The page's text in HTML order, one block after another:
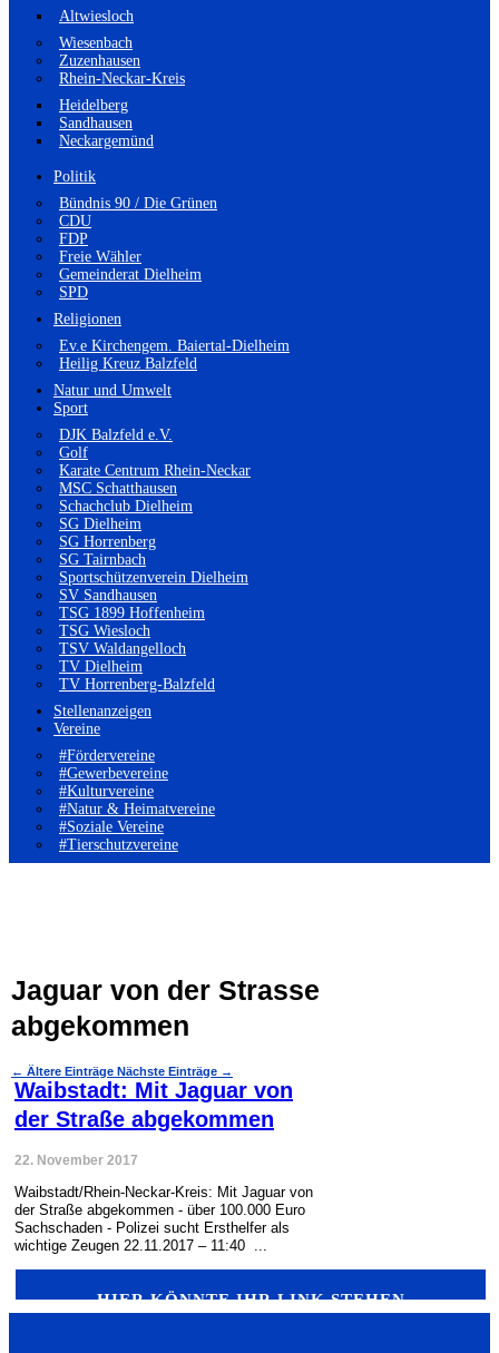
Altwiesloch
Wiesenbach
Zuzenhausen
Rhein-Neckar-Kreis
Heidelberg
Sandhausen
Neckargemünd
Politik
Bündnis 90 / Die Grünen
CDU
FDP
Freie Wähler
Gemeinderat Dielheim
SPD
Religionen
Ev.e Kirchengem. Baiertal-Dielheim
Heilig Kreuz Balzfeld
Natur und Umwelt
Sport
DJK Balzfeld e.V.
Golf
Karate Centrum Rhein-Neckar
MSC Schatthausen
Schachclub Dielheim
SG Dielheim
SG Horrenberg
SG Tairnbach
Sportschützenverein Dielheim
SV Sandhausen
TSG 1899 Hoffenheim
TSG Wiesloch
TSV Waldangelloch
TV Dielheim
TV Horrenberg-Balzfeld
Stellenanzeigen
Vereine
#Fördervereine
#Gewerbevereine
#Kulturvereine
#Natur & Heimatvereine
#Soziale Vereine
#Tierschutzvereine
Jaguar von der Strasse
abgekommen
← Ältere Einträge Nächste Einträge →
Waibstadt: Mit Jaguar von
der Straße abgekommen
22. November 2017
Waibstadt/Rhein-Neckar-Kreis: Mit Jaguar von
der Straße abgekommen - über 100.000 Euro
Sachschaden - Polizei sucht Ersthelfer als
wichtige Zeugen 22.11.2017 – 11:40 ...
HIER KÖNNTE IHR LINK STEHEN